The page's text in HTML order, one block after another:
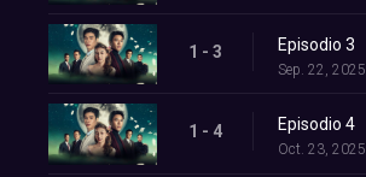
1 - 3 Episodio 3
Sep. 22, 2025
1 - 4 Episodio 4
Oct. 23, 2025